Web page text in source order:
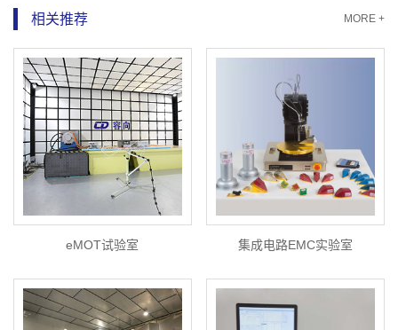
相关推荐 MORE +
eMOT试验室 集成电路EMC实验室